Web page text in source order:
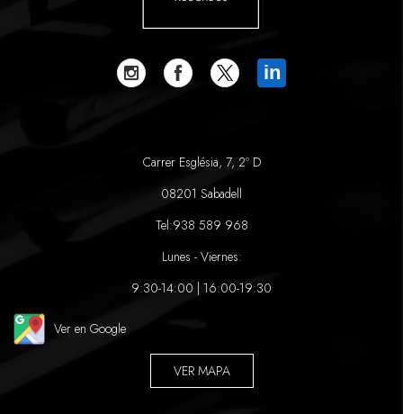
in
Carrer Església, 7, 2º D
08201 Sabadell
Tel:938 589 968
Lunes - Viernes:
9:30-14:00 | 16:00-19:30
Ver en Google
VER MAPA